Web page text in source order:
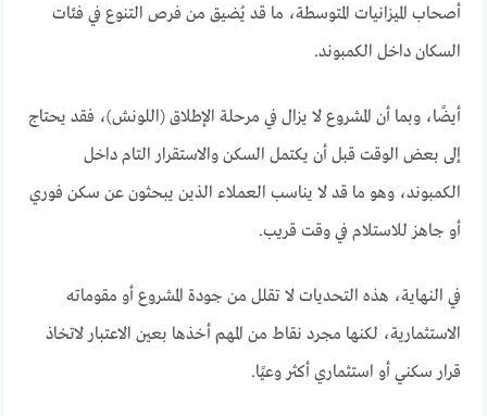
أصحاب الميزانيات المتوسطة، ما قد يُضيق من فرص التنوع في فئات
السكان داخل الكمبوند.
أيضًا، وبما أن المشروع لا يزال في مرحلة الإطلاق (اللونش)، فقد يحتاج
إلى بعض الوقت قبل أن يكتمل السكن والاستقرار التام داخل
الكمبوند، وهو ما قد لا يناسب العملاء الذين يبحثون عن سكن فوري
أو جاهز للاستلام في وقت قريب.
في النهاية، هذه التحديات لا تقلل من جودة المشروع أو مقوماته
الاستثمارية، لكنها مجرد نقاط من المهم أخذها بعين الاعتبار لاتخاذ
قرار سكني أو استثماري أكثر وعيًا.